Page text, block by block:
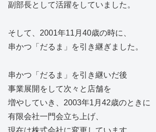
副部長として活躍をしていました。
そして、2001年11月40歳の時に、
串かつ「だるま」を引き継ぎました。
串かつ「だるま」を引き継いだ後
事業展開をして次々と店舗を
増やしていき、2003年1月42歳のときに
有限会社一門会立ち上げ、
現在は株式会社に変更しています。